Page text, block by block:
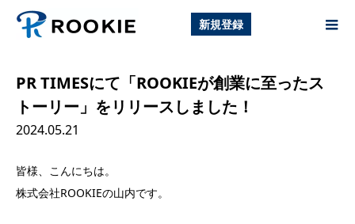
新規登録
PR TIMESにて「ROOKIEが創業に至ったス
トーリー」をリリースしました！
2024.05.21
皆様、こんにちは。
株式会社ROOKIEの山内です。